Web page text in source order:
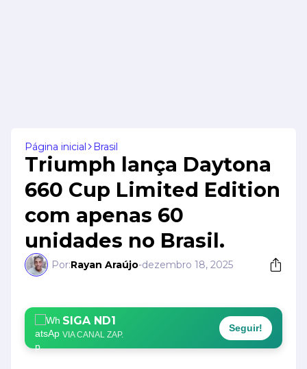
Página inicial Brasil
Triumph lança Daytona
660 Cup Limited Edition
com apenas 60
unidades no Brasil.
Por:Rayan Araújo-dezembro 18, 2025
SIGA ND1
VIA CANAL ZAP.
Seguir!